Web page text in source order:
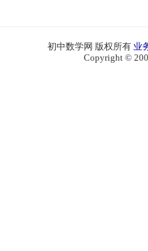
初中数学网 版权所有 业
Copyright ©